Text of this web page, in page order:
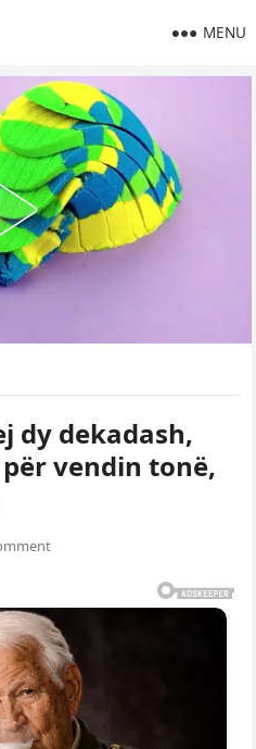
MENU
dy dekadash,
vendin tonë,